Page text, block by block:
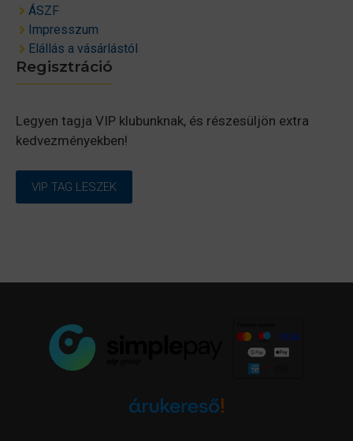
ÁSZF
Impresszum
Elállás a vásárlástól
Regisztráció
Legyen tagja VIP klubunknak, és részesüljön extra
kedvezményekben!
VIP TAG LESZEK